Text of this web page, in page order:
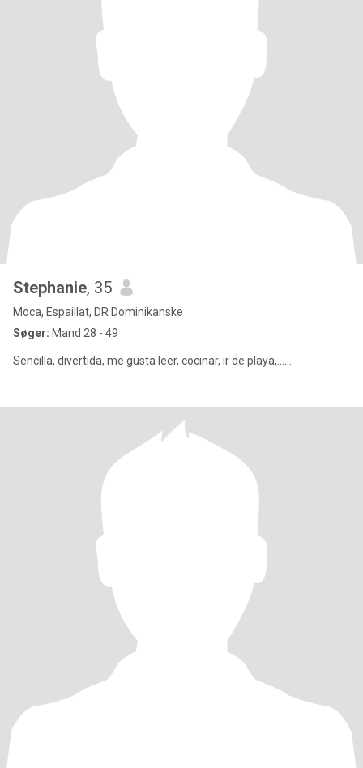
Stephanie, 35
Moca, Espaillat, DR Dominikanske
Søger: Mand 28 - 49
Sencilla, divertida, me gusta leer, cocinar, ir de playa,......